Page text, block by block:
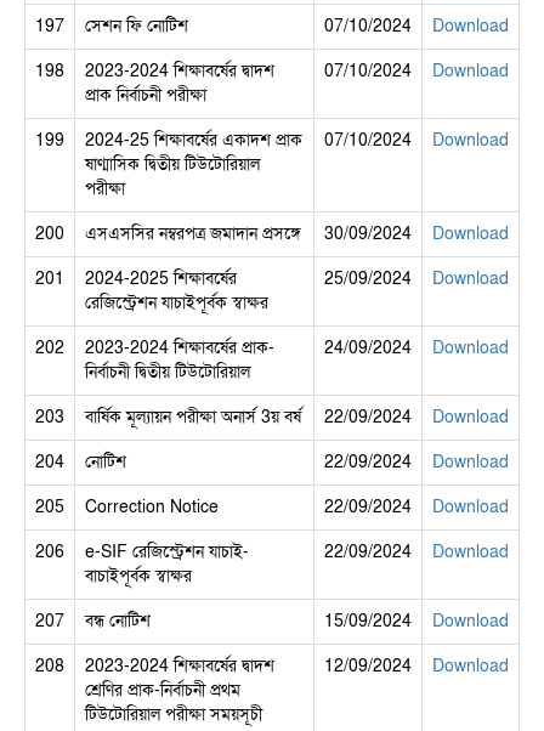
197
সেশন ফি নোটিশ 07/10/2024
Download
198
2023-2024 শিক্ষাবর্ষের দ্বাদশ
প্রাক নির্বাচনী পরীক্ষা
07/10/2024 Download
199
2024-25 শিক্ষাবর্ষের একাদশ প্রাক
ষাণ্মাসিক দ্বিতীয় টিউটোরিয়াল
পরীক্ষা
07/10/2024 Download
200 এসএসসির নম্বরপত্র জমাদান প্রসঙ্গে 30/09/2024
Download
201
2024-2025 শিক্ষাবর্ষের
রেজিস্ট্রেশন যাচাইপূর্বক স্বাক্ষর
25/09/2024 Download
202
2023-2024 শিক্ষাবর্ষের প্রাক-
নির্বাচনী দ্বিতীয় টিউটোরিয়াল
24/09/2024 Download
203 বার্ষিক মূল্যায়ন পরীক্ষা অনার্স 3য় বর্ষ 22/09/2024
Download
204
নোটিশ 22/09/2024
Download
205
Correction Notice 22/09/2024
Download
206
e-SIF রেজিস্ট্রেশন যাচাই-
বাচাইপূর্বক স্বাক্ষর
22/09/2024 Download
207 বন্ধ নোটিশ 15/09/2024
Download
208
2023-2024 শিক্ষাবর্ষের দ্বাদশ
শ্রেণির প্রাক-নির্বাচনী প্রথম
টিউটোরিয়াল পরীক্ষা সময়সূচী
12/09/2024 Download